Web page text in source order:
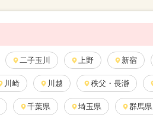
二子玉川 上野 新宿
川崎 川越 秩父・長瀞
千葉県 埼玉県 群馬県